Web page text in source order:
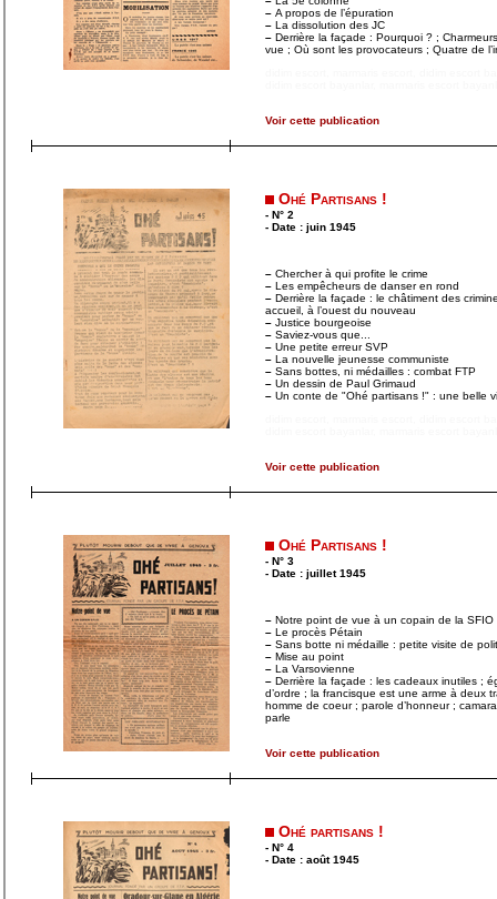
– A propos de l’épuration
– La dissolution des JC
– Derrière la façade : Pourquoi ? ;
vue ; Où sont les provocateurs ; Quatre de
Voir cette publication
Ohé Partisans !
- N° 2
- Date : juin 1945
– Chercher à qui profite le crime
– Les empêcheurs de danser en rond
– Derrière la façade : le châtiment des
accueil, à l’ouest du nouveau
– Justice bourgeoise
– Saviez-vous que...
– Une petite erreur SVP
– La nouvelle jeunesse communiste
– Sans bottes, ni médailles : combat FTP
– Un dessin de Paul Grimaud
– Un conte de "Ohé partisans !" : une belle
Voir cette publication
Ohé Partisans !
- N° 3
- Date : juillet 1945
– Notre point de vue à un copain de la SFIO
– Le procès Pétain
– Sans botte ni médaille : petite visite de
– Mise au point
– La Varsovienne
– Derrière la façade : les cadeaux inutiles ;
d’ordre ; la francisque est une arme à deux
homme de coeur ; parole d’honneur ;
parle
Voir cette publication
Ohé partisans !
- N° 4
- Date : août 1945